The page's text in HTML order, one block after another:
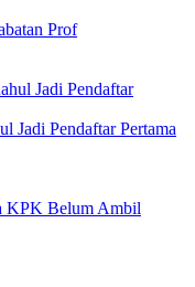
Prof
Jadi Pendaftar Pertama
KPK Belum Ambil